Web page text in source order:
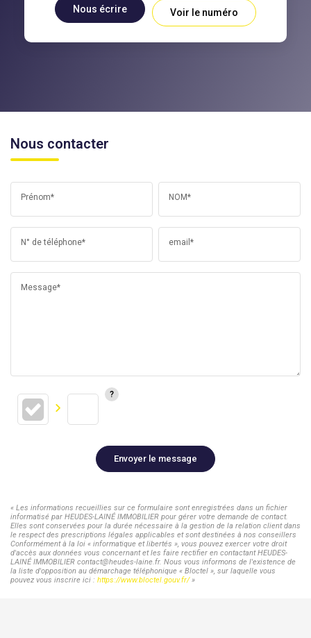
Nous écrire Voir le numéro
Nous contacter
Prénom* NOM*
N° de téléphone* email*
Message*
Envoyer le message
« Les informations recueillies sur ce formulaire sont enregistrées dans un fichier
informatisé par HEUDES-LAINÉ IMMOBILIER pour gérer votre demande de contact.
Elles sont conservées pour la durée nécessaire à la gestion de la relation client dans
le respect des prescriptions légales applicables et sont destinées à nos conseillers
Conformément à la loi « informatique et libertés », vous pouvez exercer votre droit
d'accès aux données vous concernant et les faire rectifier en contactant HEUDES-
LAINÉ IMMOBILIER contact@heudes-laine.fr. Nous vous informons de l'existence de
la liste d'opposition au démarchage téléphonique « Bloctel », sur laquelle vous
pouvez vous inscrire ici : https://www.bloctel.gouv.fr/»